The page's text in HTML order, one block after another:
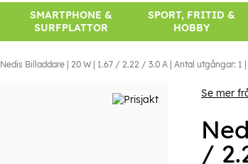
SMARTPHONE &
SURFPLATTOR
SPORT, FRITID &
HOBBY
Nedis Billaddare | 20 W | 1.67 / 2.22 / 3.0 A | Antal utgångar:
Se mer
/